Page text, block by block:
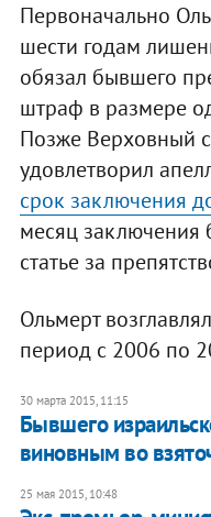
Первоначально
шести годам
обязал бывшего
штраф в размере
Позже Верховный
удовлетворил
срок заключения
месяц заключения
статье за
Ольмерт
период с 2006 по
30 марта 2015, 11:15
Бывшего
виновным во
25 мая 2015, 10:48